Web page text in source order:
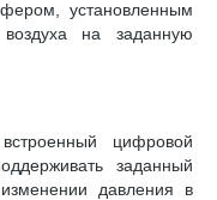
установленным
на заданную
цифровой
заданный
давления в